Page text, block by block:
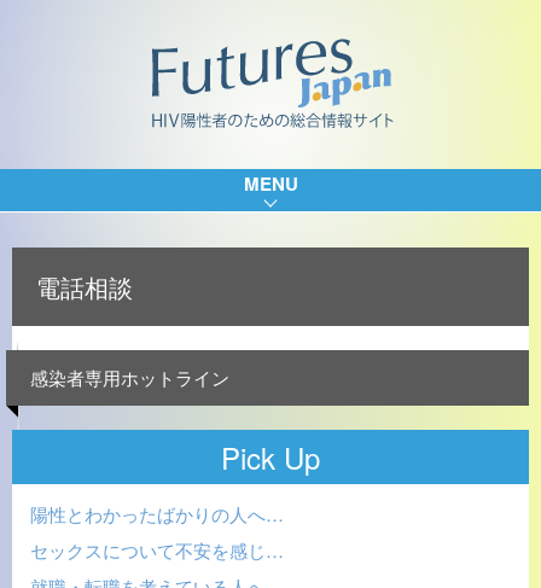
MENU
電話相談
感染者専用ホットライン
Pick Up
陽性とわかったばかりの人へ…
セックスについて不安を感じ…